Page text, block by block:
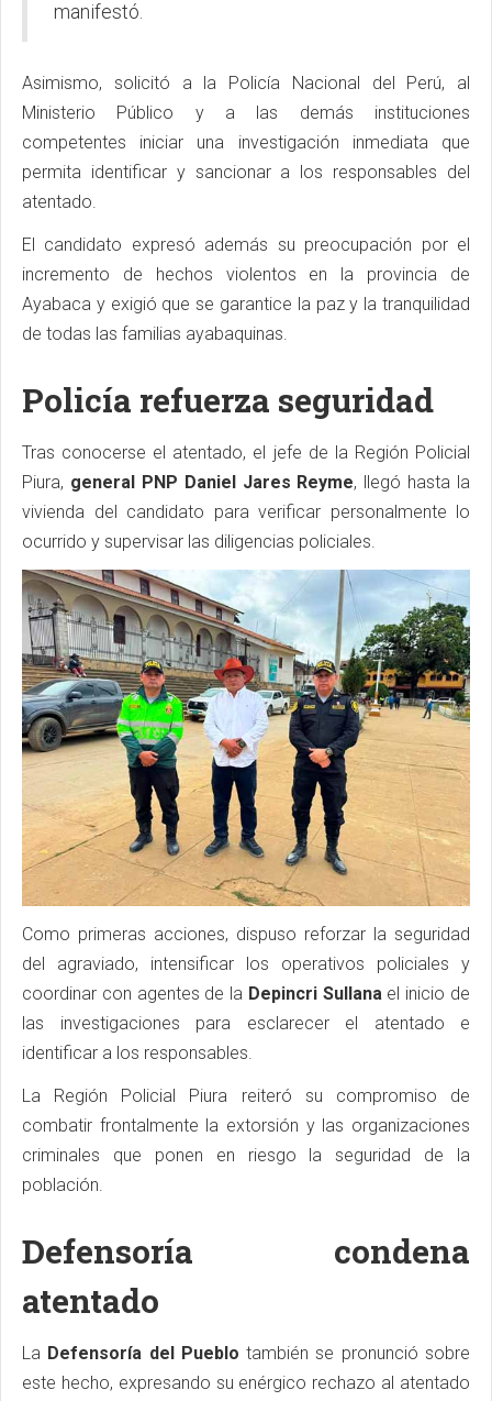
manifestó.
Asimismo, solicitó a la Policía Nacional del Perú, al
Ministerio Público y a las demás instituciones
competentes iniciar una investigación inmediata que
permita identificar y sancionar a los responsables del
atentado.
El candidato expresó además su preocupación por el
incremento de hechos violentos en la provincia de
Ayabaca y exigió que se garantice la paz y la tranquilidad
de todas las familias ayabaquinas.
Policía refuerza seguridad
Tras conocerse el atentado, el jefe de la Región Policial
Piura, general PNP Daniel Jares Reyme, llegó hasta la
vivienda del candidato para verificar personalmente lo
ocurrido y supervisar las diligencias policiales.
Como primeras acciones, dispuso reforzar la seguridad
del agraviado, intensificar los operativos policiales y
coordinar con agentes de la Depincri Sullanael inicio de
las investigaciones para esclarecer el atentado e
identificar a los responsables.
La Región Policial Piura reiteró su compromiso de
combatir frontalmente la extorsión y las organizaciones
criminales que ponen en riesgo la seguridad de la
población.
Defensoría condena
atentado
La Defensoría del Pueblo también se pronunció sobre
este hecho, expresando su enérgico rechazo al atentado